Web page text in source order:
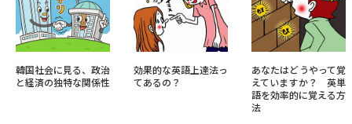
韓国社会に見る、政治
と経済の独特な関係性
効果的な英語上達法っ
てあるの？
あなたはどうやって覚
えていますか？ 英単
語を効率的に覚える方
法